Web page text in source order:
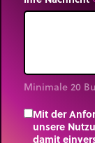
Minimale 20
Mit der
unsere
damit